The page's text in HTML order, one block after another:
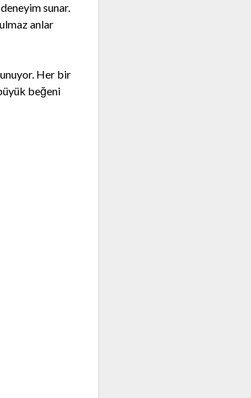
sunar.
anlar
Her bir
beğeni